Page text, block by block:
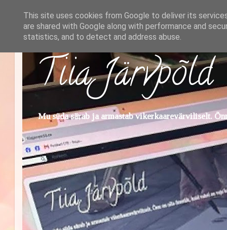
Tiia Järvpõld
Mu süda särab ja armastab vikerkaarevärviliselt.
This site uses cookies from Google to deliver its
are shared with Google along with performance and
statistics, and to detect and address abuse.